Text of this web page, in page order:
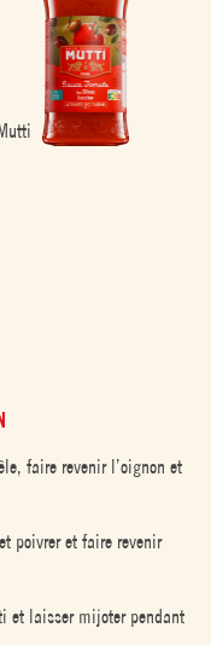
faire revenir l’oignon et
poivrer et faire revenir
et laisser mijoter pendant